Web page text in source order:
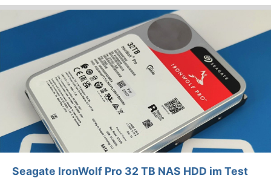
Seagate IronWolf Pro 32 TB NAS HDD im Test